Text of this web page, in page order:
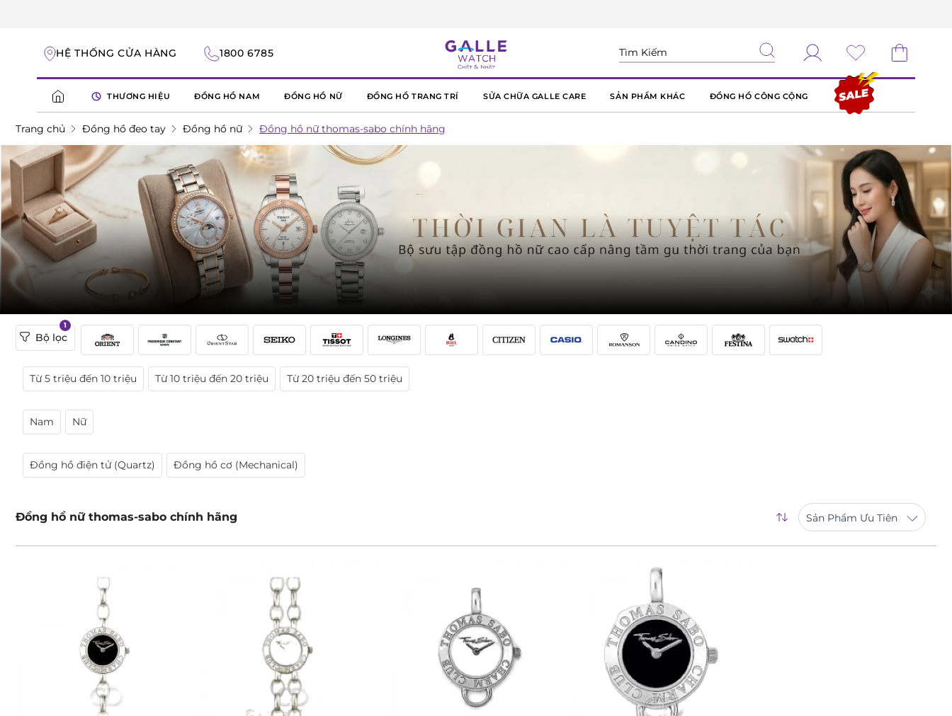
HỆ THỐNG CỬA HÀNG 1800 6785
THƯƠNG HIỆU ĐỒNG HỒ NAM ĐỒNG HỒ NỮ ĐỒNG HỒ TRANG TRÍ SỬA CHỮA GALLE CARE SẢN PHẨM KHÁC ĐỒNG HỒ CÔNG CỘNG
Trang chủ Đồng hồ đeo tay Đồng hồ nữ Đồng hồ nữ thomas-sabo chính hãng
Bộ lọc
1
Từ 5 triệu đến 10 triệu Từ 10 triệu đến 20 triệu Từ 20 triệu đến 50 triệu
Nam Nữ
Đồng hồ điện tử (Quartz) Đồng hồ cơ (Mechanical)
Đồng hồ nữ thomas-sabo chính hãng Sản Phẩm Ưu Tiên